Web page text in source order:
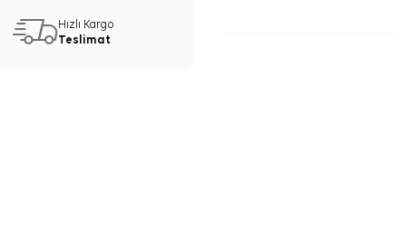
Hızlı Kargo
Teslimat